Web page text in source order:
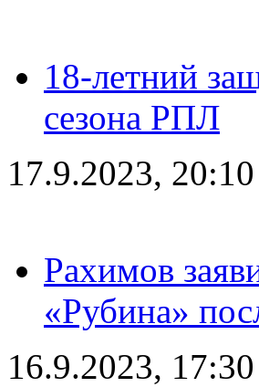
18-летний
сезона РПЛ
17.9.2023, 20:10
Рахимов
«Рубина»
16.9.2023, 17:30